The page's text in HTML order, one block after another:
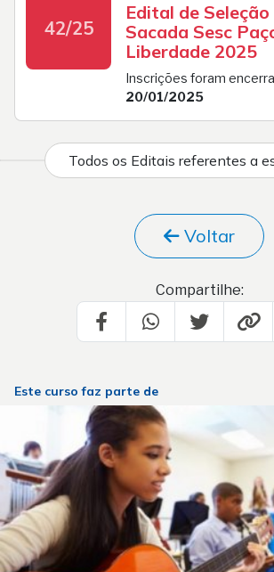
42/25
Edital de Seleção
Sacada Sesc
Liberdade 2025
Inscrições foram
20/01/2025
Todos os Editais referentes a
Voltar
Compartilhe:
Este curso faz parte de